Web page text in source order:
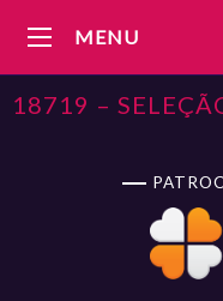
MENU
18719 –